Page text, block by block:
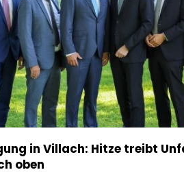
in Villach: Hitze treibt
oben